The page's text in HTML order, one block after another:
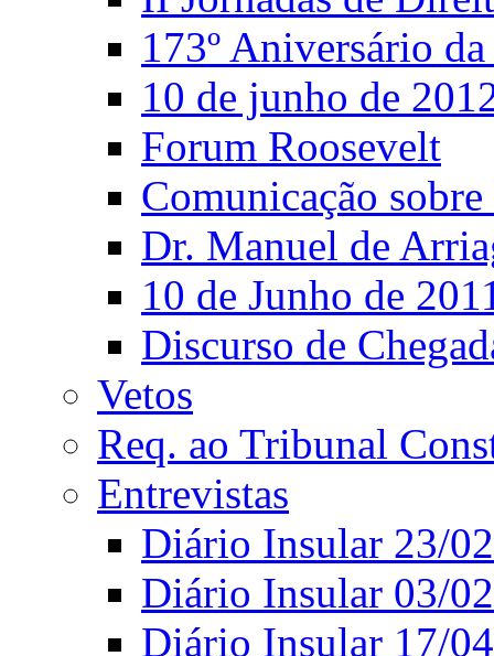
173º Aniversário
10 de junho de
Forum Roosevelt
Comunicação
Dr. Manuel de
10 de Junho de
Discurso de
Vetos
Req. ao Tribunal
Entrevistas
Diário Insular 23/
Diário Insular 03/
Diário Insular 17/